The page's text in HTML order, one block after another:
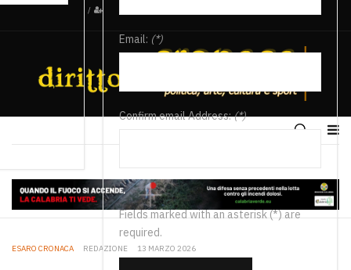
/
Email: (*)
Confirm email Address:(*)
Fields marked with an asterisk (*) are
required.
ESARO CRONACA REDAZIONE 13 MARZO 2026